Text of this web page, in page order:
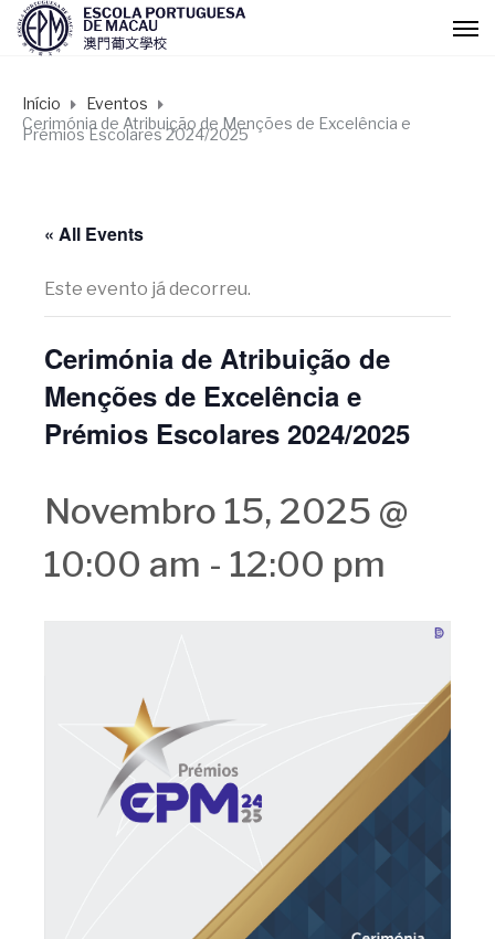
Início
Eventos
Cerimónia de Atribuição de Menções de Excelência e
Prémios Escolares 2024/2025
« All Events
Este evento já decorreu.
Cerimónia de Atribuição de
Menções de Excelência e
Prémios Escolares 2024/2025
Novembro 15, 2025 @
10:00 am - 12:00 pm